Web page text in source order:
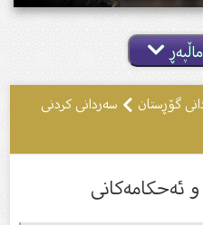
گۆڕستان
سەردانی کردنی